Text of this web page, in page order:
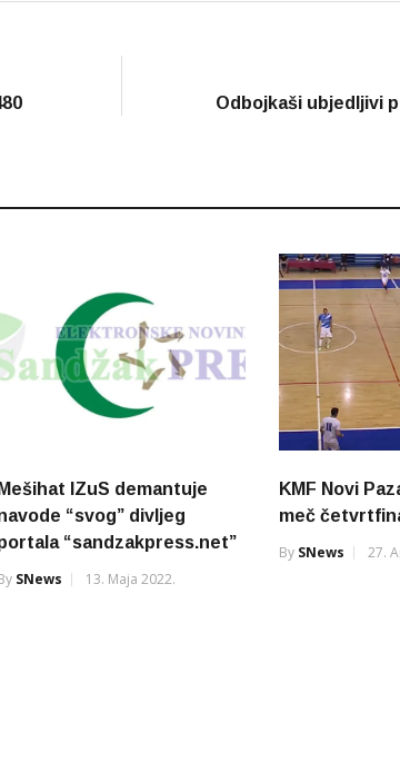
Odbojkaši ubjedljivi
Mešihat IZuS demantuje
“svog” divljeg
“sandzakpress.net”
SNews 13. Maja 2022.
KMF Novi
meč
By SNews 27.